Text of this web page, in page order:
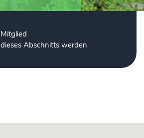
Mitglied
dieses Abschnitts werden